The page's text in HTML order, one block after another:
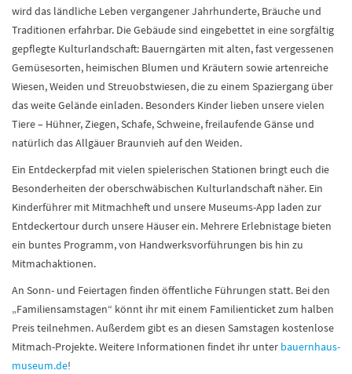
wird das ländliche Leben vergangener Jahrhunderte, Bräuche und
Traditionen erfahrbar. Die Gebäude sind eingebettet in eine sorgfältig
gepflegte Kulturlandschaft: Bauerngärten mit alten, fast vergessenen
Gemüsesorten, heimischen Blumen und Kräutern sowie artenreiche
Wiesen, Weiden und Streuobstwiesen, die zu einem Spaziergang über
das weite Gelände einladen. Besonders Kinder lieben unsere vielen
Tiere – Hühner, Ziegen, Schafe, Schweine, freilaufende Gänse und
natürlich das Allgäuer Braunvieh auf den Weiden.
Ein Entdeckerpfad mit vielen spielerischen Stationen bringt euch die
Besonderheiten der oberschwäbischen Kulturlandschaft näher. Ein
Kinderführer mit Mitmachheft und unsere Museums-App laden zur
Entdeckertour durch unsere Häuser ein. Mehrere Erlebnistage bieten
ein buntes Programm, von Handwerksvorführungen bis hin zu
Mitmachaktionen.
An Sonn- und Feiertagen finden öffentliche Führungen statt. Bei den
„Familiensamstagen“ könnt ihr mit einem Familienticket zum halben
Preis teilnehmen. Außerdem gibt es an diesen Samstagen kostenlose
Mitmach-Projekte. Weitere Informationen findet ihr unter bauernhaus-
museum.de!